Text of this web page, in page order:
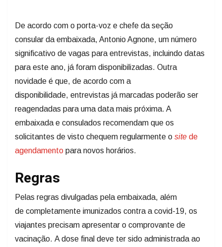
De acordo com o porta-voz e chefe da seção
consular da embaixada, Antonio Agnone, um número
significativo de vagas para entrevistas, incluindo datas
para este ano, já foram disponibilizadas. Outra
novidade é que, de acordo com a
disponibilidade, entrevistas já marcadas poderão ser
reagendadas para uma data mais próxima. A
embaixada e consulados recomendam que os
solicitantes de visto chequem regularmente o site de
agendamento para novos horários.
Regras
Pelas regras divulgadas pela embaixada, além
de completamente imunizados contra a covid-19, os
viajantes precisam apresentar o comprovante de
vacinação. A dose final deve ter sido administrada ao